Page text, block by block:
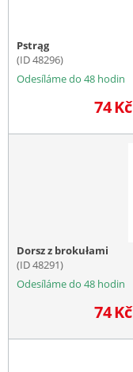
Pstrąg
(ID 48296)
Odesíláme do 48 hodin
74Kč
Dorsz z brokułami
(ID 48291)
Odesíláme do 48 hodin
74Kč